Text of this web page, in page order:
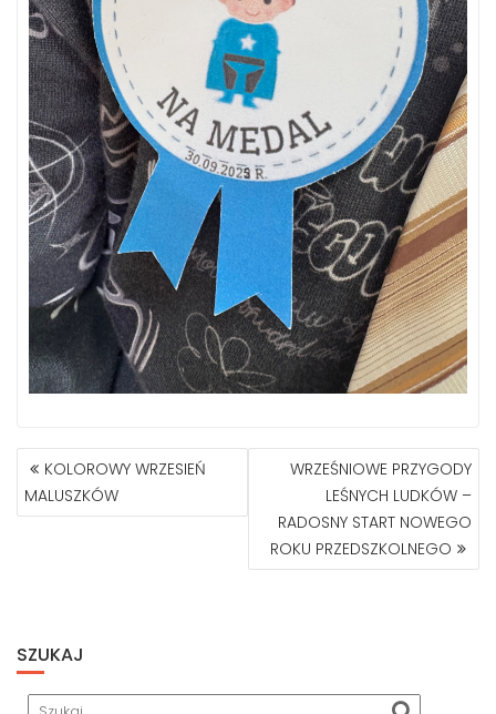
NAWIGACJA
WPISU
KOLOROWY WRZESIEŃ
MALUSZKÓW
WRZEŚNIOWE PRZYGODY
LEŚNYCH LUDKÓW –
RADOSNY START NOWEGO
ROKU PRZEDSZKOLNEGO
SZUKAJ